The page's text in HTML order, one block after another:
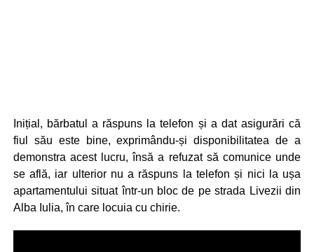
Inițial, bărbatul a răspuns la telefon și a dat asigurări că
fiul său este bine, exprimându-și disponibilitatea de a
demonstra acest lucru, însă a refuzat să comunice unde
se află, iar ulterior nu a răspuns la telefon și nici la ușa
apartamentului situat într-un bloc de pe strada Livezii din
Alba Iulia, în care locuia cu chirie.